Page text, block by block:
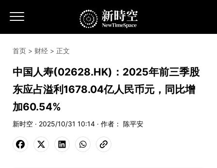
首页 > 财经 > 正文
中国人寿(02628.HK)：2025年前三季股
东应占溢利1678.04亿人民币元，同比增
加60.54%
新时空 · 2025/10/31 10:14 · 作者： 陈平安